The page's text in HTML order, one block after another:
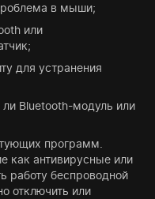
в мыши;
или
для устранения
ли Bluetooth-модуль или
программ.
как антивирусные или
работу беспроводной
отключить или